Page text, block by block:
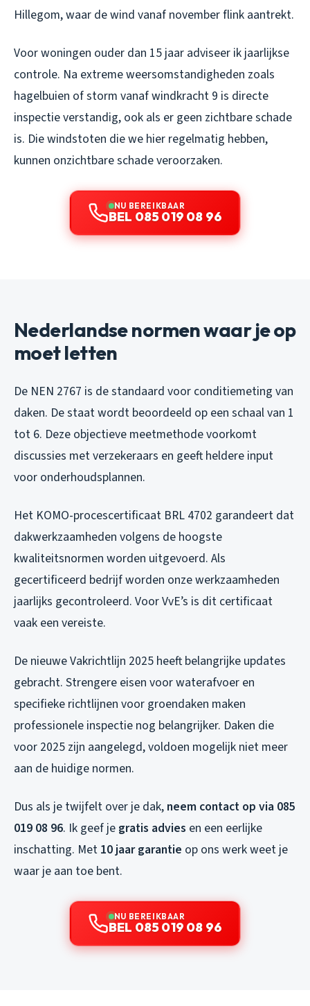
Hillegom, waar de wind vanaf november flink aantrekt.
Voor woningen ouder dan 15 jaar adviseer ik jaarlijkse
controle. Na extreme weersomstandigheden zoals
hagelbuien of storm vanaf windkracht 9 is directe
inspectie verstandig, ook als er geen zichtbare schade
is. Die windstoten die we hier regelmatig hebben,
kunnen onzichtbare schade veroorzaken.
NU BEREIKBAAR
BEL 085 019 08 96
Nederlandse normen waar je op
moet letten
De NEN 2767 is de standaard voor conditiemeting van
daken. De staat wordt beoordeeld op een schaal van 1
tot 6. Deze objectieve meetmethode voorkomt
discussies met verzekeraars en geeft heldere input
voor onderhoudsplannen.
Het KOMO-procescertificaat BRL 4702 garandeert dat
dakwerkzaamheden volgens de hoogste
kwaliteitsnormen worden uitgevoerd. Als
gecertificeerd bedrijf worden onze werkzaamheden
jaarlijks gecontroleerd. Voor VvE’s is dit certificaat
vaak een vereiste.
De nieuwe Vakrichtlijn 2025 heeft belangrijke updates
gebracht. Strengere eisen voor waterafvoer en
specifieke richtlijnen voor groendaken maken
professionele inspectie nog belangrijker. Daken die
voor 2025 zijn aangelegd, voldoen mogelijk niet meer
aan de huidige normen.
Dus als je twijfelt over je dak, neem contact op via 085
019 08 96. Ik geef je gratis advies en een eerlijke
inschatting. Met 10 jaar garantie op ons werk weet je
waar je aan toe bent.
NU BEREIKBAAR
BEL 085 019 08 96